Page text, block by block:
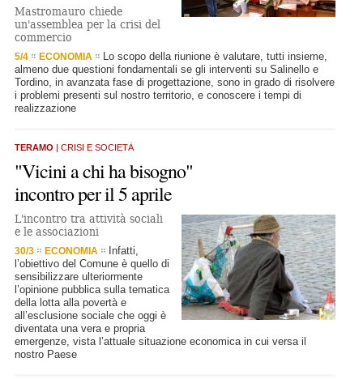
Mastromauro chiede
un'assemblea per la crisi del
commercio
5/4 ECONOMIA
Lo scopo della riunione è valutare, tutti insieme,
almeno due questioni fondamentali se gli interventi su Salinello e
Tordino, in avanzata fase di progettazione, sono in grado di risolvere
i problemi presenti sul nostro territorio, e conoscere i tempi di
realizzazione
TERAMO | CRISI E SOCIETÀ
"Vicini a chi ha bisogno"
incontro per il 5 aprile
L'incontro tra attività sociali
e le associazioni
30/3 ECONOMIA
Infatti,
l’obiettivo del Comune è quello di
sensibilizzare ulteriormente
l’opinione pubblica sulla tematica
della lotta alla povertà e
all’esclusione sociale che oggi è
diventata una vera e propria
emergenze, vista l’attuale situazione economica in cui versa il
nostro Paese